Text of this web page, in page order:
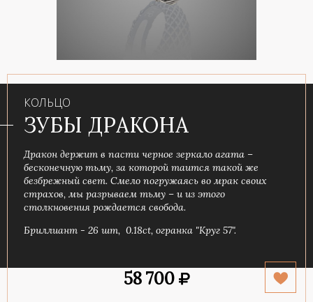
КОЛЬЦО
ЗУБЫ ДРАКОНА
Дракон держит в пасти черное зеркало агата –
бесконечную тьму, за которой таится такой же
безбрежный свет. Смело погружаясь во мрак своих
страхов, мы разрываем тьму – и из этого
столкновения рождается свобода.
Бриллиант - 26 шт, 0.18ct, огранка "Круг 57".
58 700